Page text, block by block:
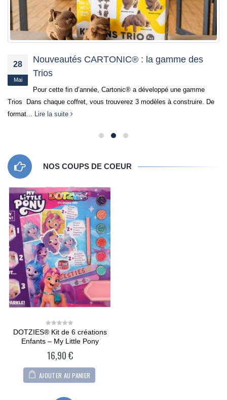
28
Mai
Nouveautés CARTONIC® : la gamme des
Trios
Pour cette fin d’année, Cartonic® a développé une gamme
Trios Dans chaque coffret, vous trouverez 3 modèles à construire. De
format... Lire la suite
NOS COUPS DE COEUR
0
of
DOTZIES® Kit de 6 créations
Enfants – My Little Pony
16,90€
AJOUTER AU PANIER